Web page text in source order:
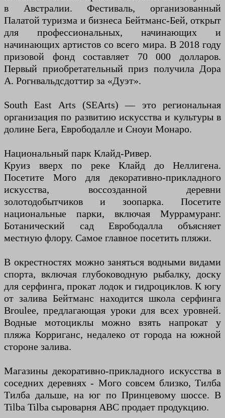
в Австралии. Фестиваль, организованный
Палатой туризма и бизнеса Бейтманс-Бей, открыт
для профессиональных, начинающих и
начинающих артистов со всего мира. В 2018 году
призовой фонд составляет 70 000 долларов.
Первый приобретательный приз получила Дора
А. Рогнвальдсдоттир за «Дуэт».
South East Arts (SEArts) — это региональная
организация по развитию искусства и культуры в
долине Бега, Еврободалле и Сноуи Монаро.
Национальный парк Клайд-Ривер.
Круиз вверх по реке Клайд до Неллигена.
Посетите Мого для декоративно-прикладного
искусства, воссозданной деревни
золотодобытчиков и зоопарка. Посетите
национальные парки, включая Муррамуранг.
Ботанический сад Еврободалла объясняет
местную флору. Самое главное посетить пляжи.
В окрестностях можно заняться водными видами
спорта, включая глубоководную рыбалку, доску
для серфинга, прокат лодок и гидроциклов. К югу
от залива Бейтманс находится школа серфинга
Broulee, предлагающая уроки для всех уровней.
Водные мотоциклы можно взять напрокат у
пляжа Корриганс, недалеко от города на южной
стороне залива.
Магазины декоративно-прикладного искусства в
соседних деревнях - Мого совсем близко, Тилба
Тилба дальше, на юг по Принцевому шоссе. В
Tilba Tilba сыроварня ABC продает продукцию.